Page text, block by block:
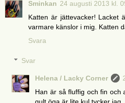
Sminkan 24 augusti 2013 kl.
Katten är jättevacker! Lacket
varmare känslor i mig. Katten
Svara
Svar
Helena / Lacky Corner
Han är så fluffig och fin och